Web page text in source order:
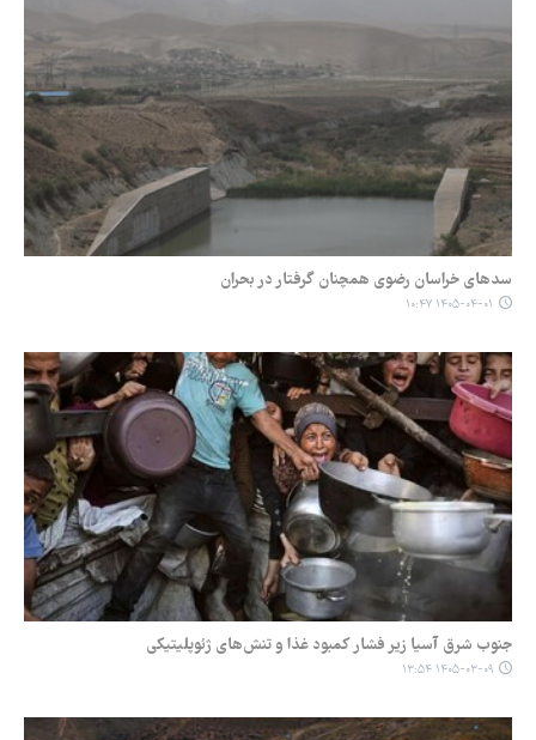
سدهای خراسان رضوی همچنان گرفتار در بحران
۱۴۰۵-۰۴-۰۱ ۱۰:۴۷
جنوب شرق آسیا زیر فشار کمبود غذا و تنش‌های ژئوپلیتیکی
۱۴۰۵-۰۳-۰۹ ۱۳:۵۴